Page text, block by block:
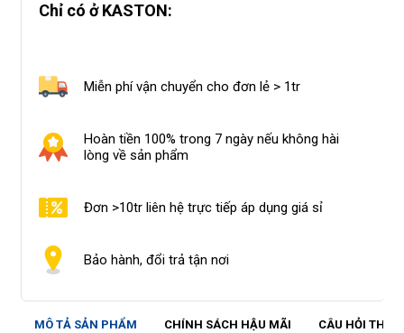
Chỉ có ở KASTON:
Miễn phí vận chuyển cho đơn lẻ > 1tr
Hoàn tiền 100% trong 7 ngày nếu không hài
lòng về sản phẩm
Đơn >10tr liên hệ trực tiếp áp dụng giá sỉ
Bảo hành, đổi trả tận nơi
MÔ TẢ SẢN PHẨM CHÍNH SÁCH HẬU MÃI CÂU HỎI